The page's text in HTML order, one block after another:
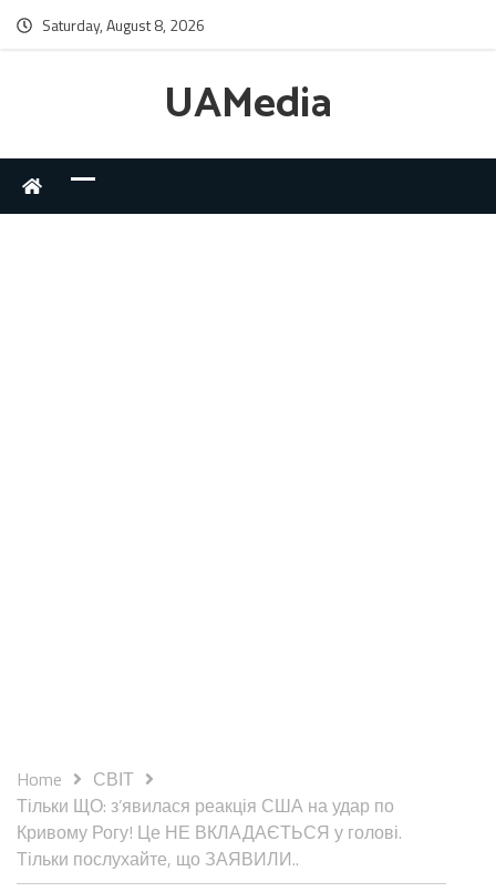
Saturday, August 8, 2026
UAMedia
Home
СВІТ
Тільки ЩО: з’явилася реакція США на удар по
Кривому Рогу! Це НЕ ВКЛАДАЄТЬСЯ у голові.
Тільки послухайте, що ЗАЯВИЛИ..